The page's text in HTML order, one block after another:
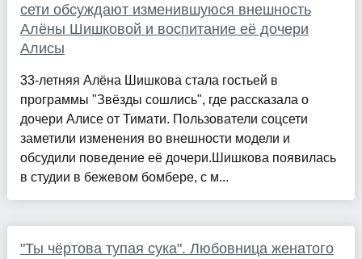
сети обсуждают изменившуюся внешность
Алёны Шишковой и воспитание её дочери
Алисы
33-летняя Алёна Шишкова стала гостьей в
программы "Звёзды сошлись", где рассказала о
дочери Алисе от Тимати. Пользователи соцсети
заметили изменения во внешности модели и
обсудили поведение её дочери.Шишкова появилась
в студии в бежевом бомбере, с м...
"Ты чёртова тупая сука". Любовница женатого